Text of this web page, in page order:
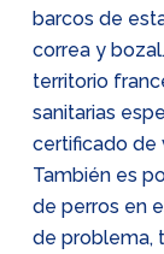
barcos de
correa y
territorio
sanitarias
certificado de
También es
de perros en
de problema,